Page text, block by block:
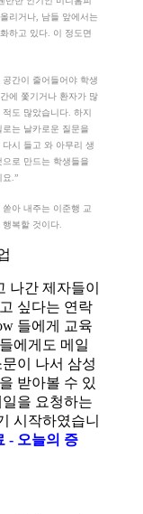
리거나, 남들 앞에서는
하고 있다. 이 정도면
간이 줄어들어야 학생
에 쫓기거나 환자가 많
도 많았습니다. 하지
는 날카로운 질문을
시 들고 와 아무리 생
로 만드는 학생들을
요.”
아 내주는 이준행 교
복할 것이다.
나간 제자들이
싶다는 연락
들에게 교육
에게도 메일
이 나서 삼성
받아볼 수 있
을 요청하는
시작하였습니
- 오늘의 증